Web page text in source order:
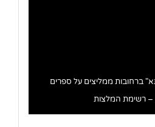
ברחובות ממליצים על ספרים
– רשימת המלצות